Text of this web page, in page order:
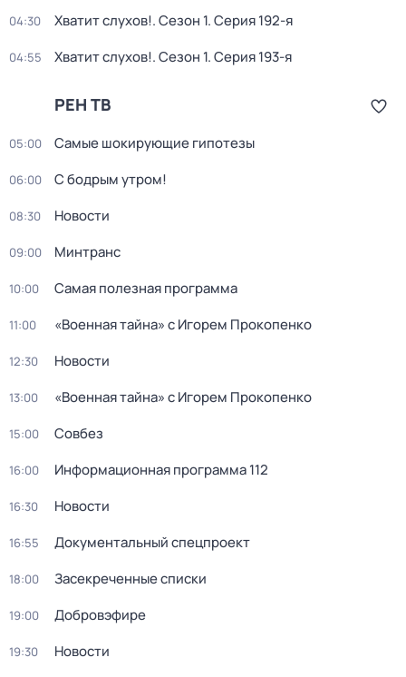
04:30 Хватит слухов!. Сезон 1. Серия 192-я
04:55 Хватит слухов!. Сезон 1. Серия 193-я
РЕН ТВ
05:00 Самые шoкиpующие гипотезы
06:00 С бодрым утром!
08:30 Новости
09:00 Минтранс
10:00 Самая полезная программа
11:00 «Военная тайна» с Игорем Прокопенко
12:30 Новости
13:00 «Военная тайна» с Игорем Прокопенко
15:00 Совбез
16:00 Информационная программа 112
16:30 Новости
16:55 Документальный спецпроект
18:00 Зaceкрeченные списки
19:00 Добровэфире
19:30 Новости